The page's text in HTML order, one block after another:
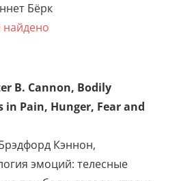
Grammar of Motives
Кеннет Бёрк
of Motives
Кеннет Бёрк